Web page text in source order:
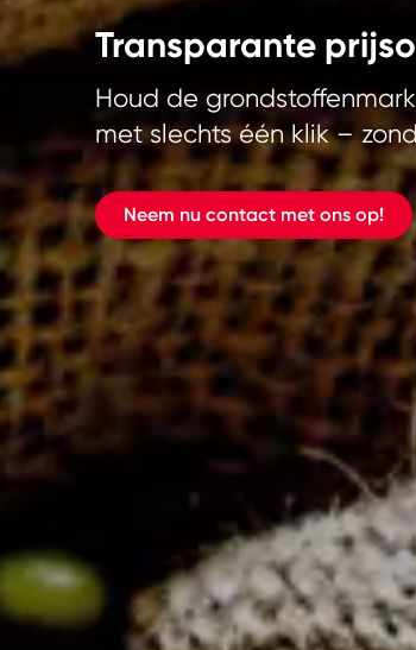
Transparante
Houd de
met slechts één klik –
Neem nu contact met ons op!